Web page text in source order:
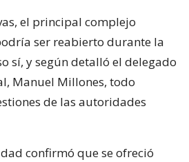
el principal complejo
ser reabierto durante la
sí, y según detalló el delegado
Manuel Millones, todo
de las autoridades
confirmó que se ofreció